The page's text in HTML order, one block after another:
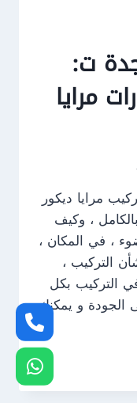
ت:
ديكورات مرايا
مرايا ديكور
، وكيف
، في المكان ،
التركيب ،
التركيب بكل
و يمكنك